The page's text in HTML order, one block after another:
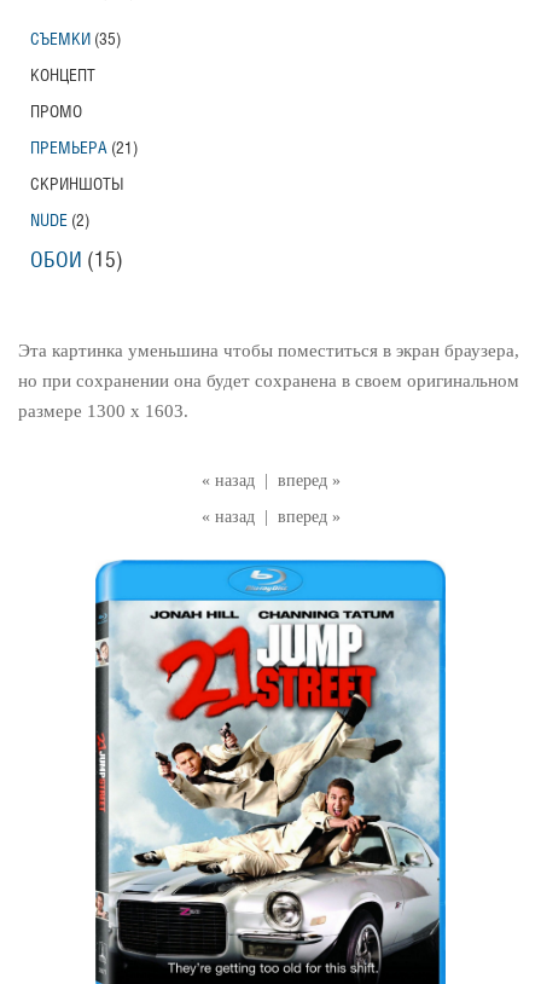
« назад
вперед »
« назад
вперед »
Эта картинка уменьшина чтобы поместиться в экран браузера,
но при сохранении она будет сохранена в своем оригинальном
размере 1300 x 1603.
СЪЕМКИ (35)
КОНЦЕПТ
ПРОМО
ПРЕМЬЕРА (21)
СКРИНШОТЫ
NUDE (2)
ОБОИ (15)